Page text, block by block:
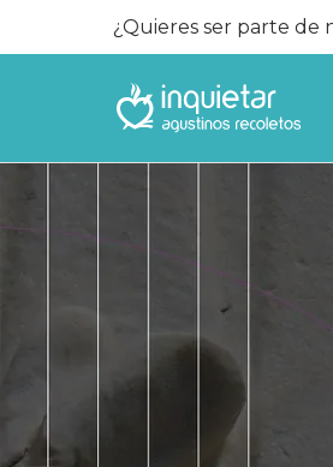
¿Quieres ser parte de